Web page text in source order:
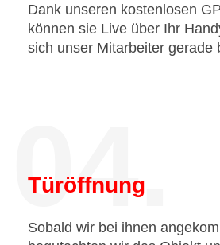
Dank unseren kostenlosen
können sie Live über Ihr
sich unser Mitarbeiter gerade
04.
Türöffnung
Sobald wir bei ihnen